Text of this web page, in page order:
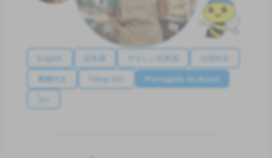
English 日本語 やさしい日本語
简体中文
繁體中文
Tiếng Việt
Português do Brasil
န်မာ